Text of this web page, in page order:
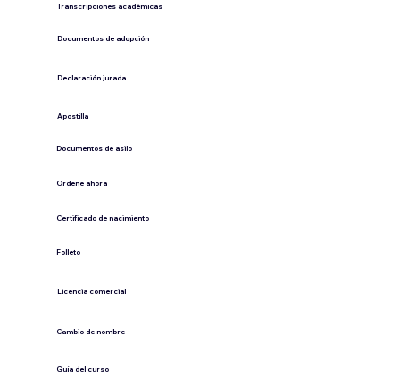
Transcripciones académicas
Documentos de adopción
Declaración jurada
​Apostilla
Documentos de asilo
Ordene ahora
Certificado de nacimiento
Folleto
​Licencia comercial
Cambio de nombre
Guía del curso